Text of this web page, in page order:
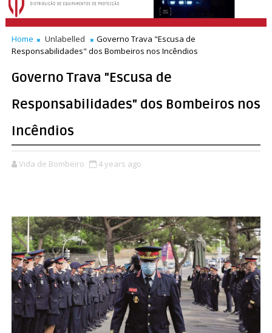
Home Unlabelled
Governo Trava "Escusa de
Responsabilidades" dos Bombeiros nos Incêndios
Governo Trava "Escusa de
Responsabilidades" dos Bombeiros nos
Incêndios
Vida de Bombeiro 4 years ago